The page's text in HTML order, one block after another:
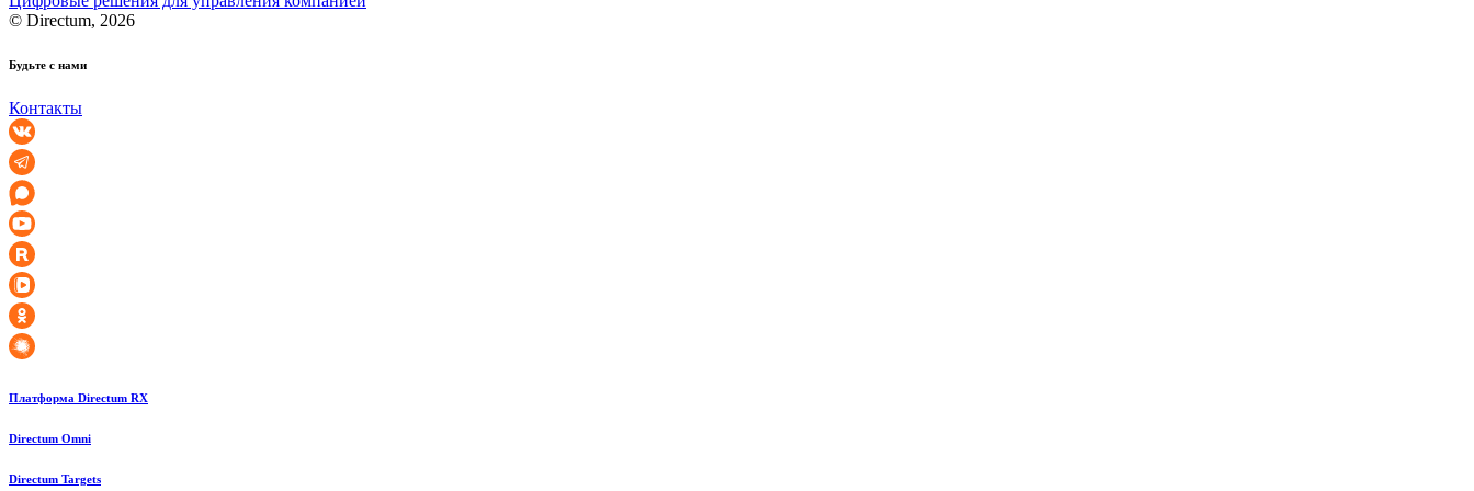
© Directum, 2026
Будьте с нами
Контакты
Платформа Directum RX
Directum Omni
Directum Targets